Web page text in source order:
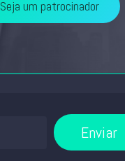
Seja um patrocinador
Enviar